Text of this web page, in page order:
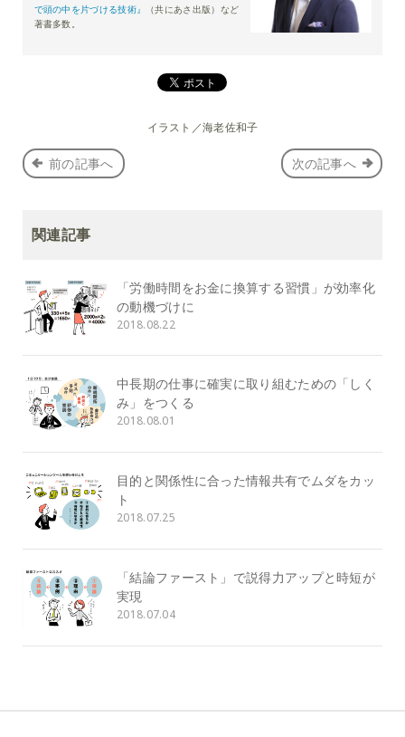
で頭の中を片づける技術』
（共にあさ出版）など
著書多数。
イラスト／海老佐和子
前の記事へ 次の記事へ
関連記事
「労働時間をお金に換算する習慣」が効率化
の動機づけに
2018.08.22
中長期の仕事に確実に取り組むための「しく
み」をつくる
2018.08.01
目的と関係性に合った情報共有でムダをカッ
ト
2018.07.25
「結論ファースト」で説得力アップと時短が
実現
2018.07.04